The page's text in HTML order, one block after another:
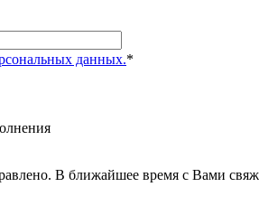
данных.*
В ближайшее время с Вами